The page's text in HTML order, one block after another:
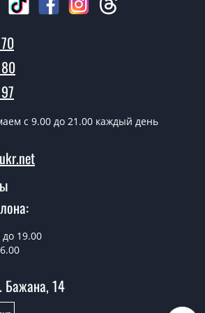
металлических дверей
установка дверей
Mekonom?
дверей Mekonom - от 1600 грн.
Mekonom?
нескольких часов, при
на складе, либо на следующий
сегодня вызвать
c 9.00 до 21.00 каждый день
19.00
Бажана, 14